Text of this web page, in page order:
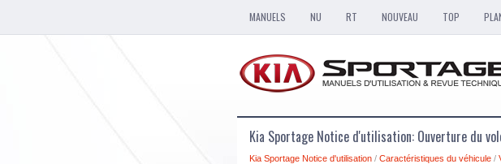
MANUELS NU RT NOUVEAU TOP
Kia Sportage Notice d'utilisation: Ouverture du
Kia Sportage Notice d'utilisation / Caractéristiques du véhicule /